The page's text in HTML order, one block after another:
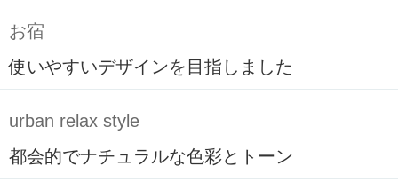
お宿
使いやすいデザインを目指しました
urban relax style
都会的でナチュラルな色彩とトーン